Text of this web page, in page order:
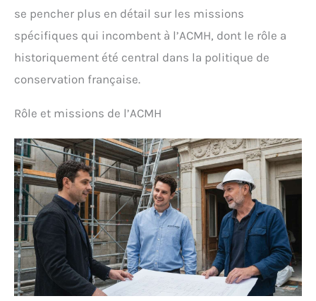
se pencher plus en détail sur les missions
spécifiques qui incombent à l’ACMH, dont le rôle a
historiquement été central dans la politique de
conservation française.
Rôle et missions de l’ACMH